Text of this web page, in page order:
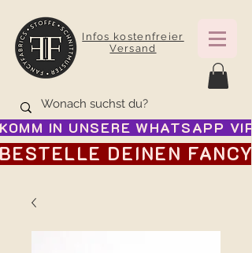
Infos kostenfreier
Versand
KOMM IN UNSERE WHATSAPP
BESTELLE DEINEN